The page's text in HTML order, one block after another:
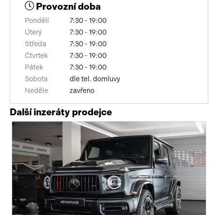
pérování vzduch
el. dovírání dveří
bluetooth
USB
vyhřívaná sedadla
el. seřiditelná sedadla
alu kola
el. zrcátka
el. sklopná zrcátka
Provozní doba
Pondělí
7:30 - 19:00
Úterý
7:30 - 19:00
Středa
7:30 - 19:00
Čtvrtek
7:30 - 19:00
Pátek
7:30 - 19:00
Sobota
dle tel. domluvy
Neděle
zavřeno
Další inzeráty prodejce